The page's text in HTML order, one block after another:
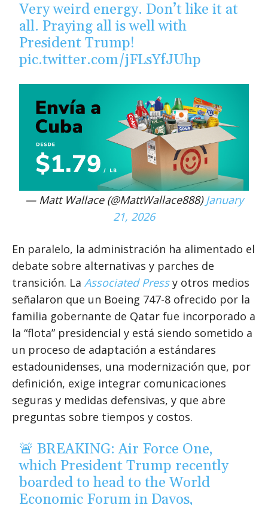
Very weird energy. Don’t like it at
all. Praying all is well with
President Trump!
pic.twitter.com/jFLsYfJUhp
— Matt Wallace (@MattWallace888)January
21, 2026
En paralelo, la administración ha alimentado el
debate sobre alternativas y parches de
transición. La Associated Pressy otros medios
señalaron que un Boeing 747-8 ofrecido por la
familia gobernante de Qatar fue incorporado a
la “flota” presidencial y está siendo sometido a
un proceso de adaptación a estándares
estadounidenses, una modernización que, por
definición, exige integrar comunicaciones
seguras y medidas defensivas, y que abre
preguntas sobre tiempos y costos.
🚨 BREAKING: Air Force One,
which President Trump recently
boarded to head to the World
Economic Forum in Davos,